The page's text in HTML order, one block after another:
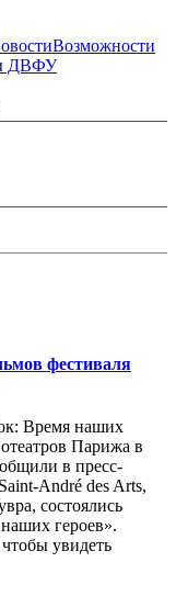
Возможности
ДВФУ
фестиваля
Время наших
Парижа в
в пресс-
André des Arts,
состоялись
героев».
увидеть